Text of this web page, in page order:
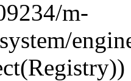
m-